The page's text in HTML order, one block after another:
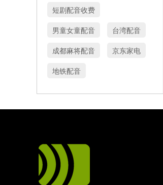
短剧配音收费
男童女童配音
台湾配音
成都麻将配音
京东家电
地铁配音